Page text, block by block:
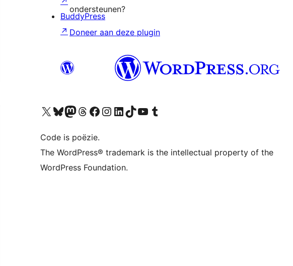
ondersteunen?
Doneer aan deze plugin
BuddyPress
↗
Bezoek ons X (voorheen Twitter) account
Bezoek ons Bluesky account
Bezoek ons Mastodon account
Bezoek ons Threads account
Onze Facebook pagina bezoeken
Bezoek ons Instagram account
Bezoek ons LinkedIn account
Bezoek ons TikTok account
Bezoek ons YouTube kanaalBezoek ons Tumblr account
Code is poëzie.
The WordPress® trademark is the intellectual property of the
WordPress Foundation.